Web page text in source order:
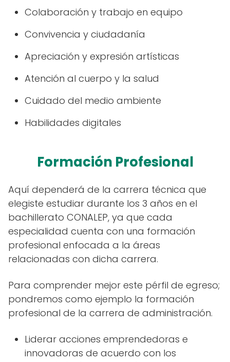
Colaboración y trabajo en equipo
Convivencia y ciudadanía
Apreciación y expresión artísticas
Atención al cuerpo y la salud
Cuidado del medio ambiente
Habilidades digitales
Formación Profesional
Aquí dependerá de la carrera técnica que
elegiste estudiar durante los 3 años en el
bachillerato CONALEP, ya que cada
especialidad cuenta con una formación
profesional enfocada a la áreas
relacionadas con dicha carrera.
Para comprender mejor este pérfil de egreso;
pondremos como ejemplo la formación
profesional de la carrera de administración.
Liderar acciones emprendedoras e
innovadoras de acuerdo con los